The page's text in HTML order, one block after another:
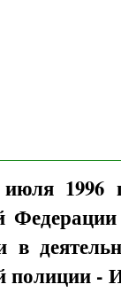
1996
в
полиции -